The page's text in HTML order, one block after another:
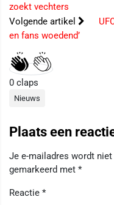
zoekt vechters
Volgende artikel
en fans woedend’
0 claps
Nieuws
Plaats een
Je e-mailadres wordt
gemarkeerd met *
Reactie *